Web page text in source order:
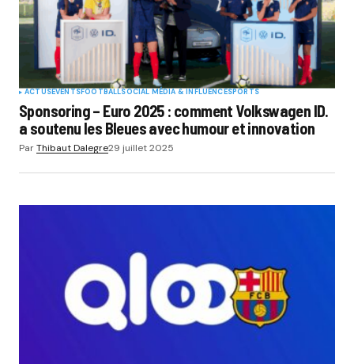
ACTUSEVENTSFOOTBALLSOCIAL MÉDIA & INFLUENCESPORTS
Sponsoring – Euro 2025 : comment Volkswagen ID.
a soutenu les Bleues avec humour et innovation
ParThibaut Dalegre29 juillet 2025